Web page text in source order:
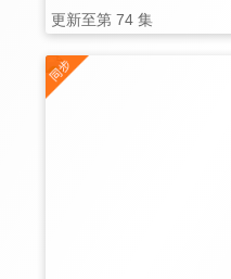
更新至第 74 集